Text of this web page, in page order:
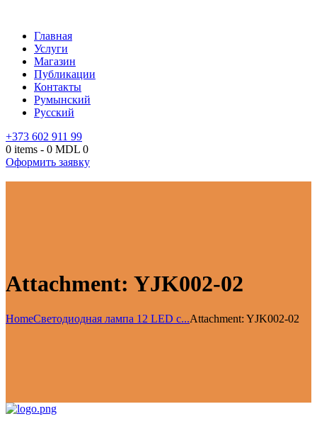
Главная
Услуги
Магазин
Публикации
Контакты
Румынский
Русский
+373 602 911 99
0 items - 0 MDL 0
Оформить заявку
Attachment: YJK002-02
HomeСветодиодная лампа 12 LED c...Attachment: YJK002-02